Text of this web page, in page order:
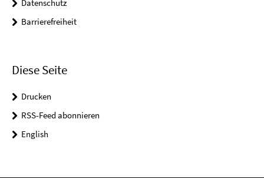
Datenschutz
Barrierefreiheit
Diese Seite
Drucken
RSS-Feed abonnieren
English